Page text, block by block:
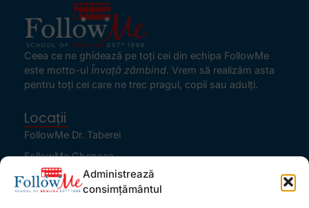
Administrează
consimțământul
Ceea ce ne ghidează pe toţi cei din echipa FollowMe
este motto-ul Învaţă zâmbind. Vrem să realizăm asta
pentru toţi cei care ne trec pragul, copii sau adulţi.
Locații
FollowMe Dr. Taberei
FollowMe Ghencea
FollowMe Titan